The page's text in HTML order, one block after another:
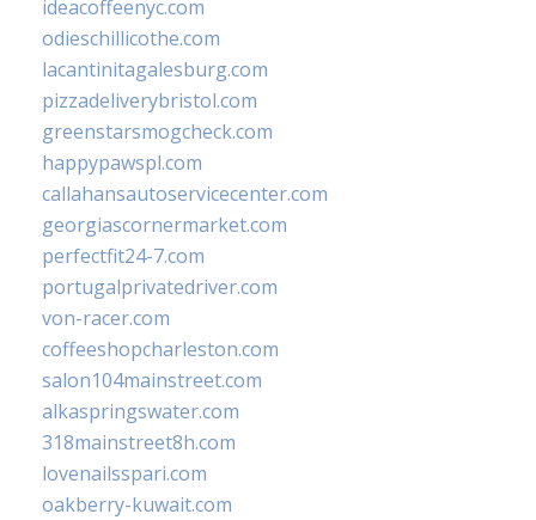
ideacoffeenyc.com
odieschillicothe.com
lacantinitagalesburg.com
pizzadeliverybristol.com
greenstarsmogcheck.com
happypawspl.com
callahansautoservicecenter.com
georgiascornermarket.com
perfectfit24-7.com
portugalprivatedriver.com
von-racer.com
coffeeshopcharleston.com
salon104mainstreet.com
alkaspringswater.com
318mainstreet8h.com
lovenailsspari.com
oakberry-kuwait.com